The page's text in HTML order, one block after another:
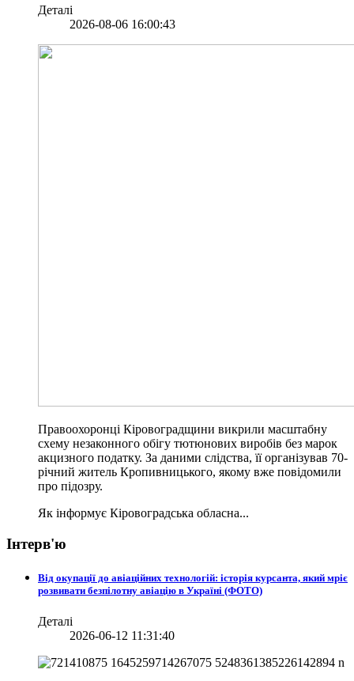
Деталі
2026-08-06 16:00:43
Правоохоронці Кіровоградщини викрили масштабну
схему незаконного обігу тютюнових виробів без марок
акцизного податку. За даними слідства, її організував 70-
річний житель Кропивницького, якому вже повідомили
про підозру.
Як інформує Кіровоградська обласна...
Інтерв'ю
Від окупації до авіаційних технологій: історія курсанта, який мріє
розвивати безпілотну авіацію в Україні (ФОТО)
Деталі
2026-06-12 11:31:40